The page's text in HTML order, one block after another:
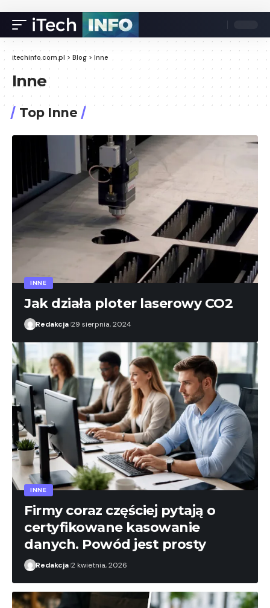
itechinfo.com.pl > Blog > Inne
Inne
Top Inne
INNE
Jak działa ploter laserowy CO2
Redakcja 29 sierpnia, 2024
INNE
Firmy coraz częściej pytają o
certyfikowane kasowanie
danych. Powód jest prosty
Redakcja 2 kwietnia, 2026